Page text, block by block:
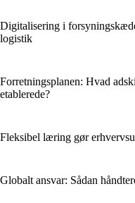
Digitalisering i
logistik
Forretningsplanen: Hvad
etablerede?
Fleksibel læring gør
Globalt ansvar: Sådan